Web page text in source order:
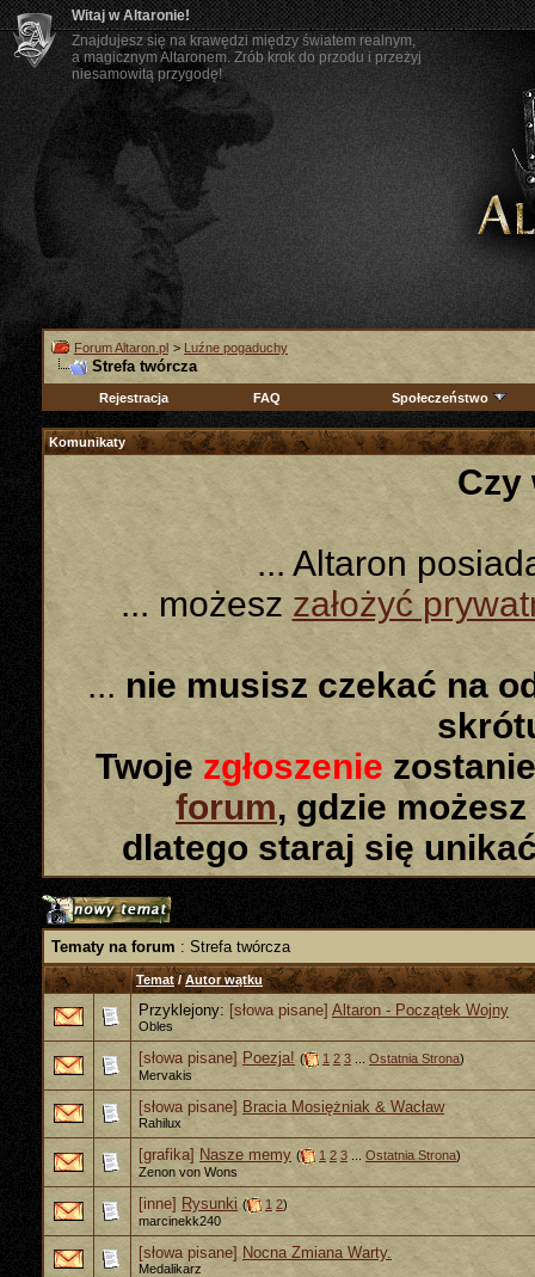
Witaj w Altaronie!
Znajdujesz się na krawędzi między światem realnym,
a magicznym Altaronem. Zrób krok do przodu i przeżyj
niesamowitą przygodę!
Forum Altaron.pl > Luźne pogaduchy
Strefa twórcza
Rejestracja FAQ Społeczeństwo
Komunikaty
Czy
... Altaron
... możeszzałożyć
... nie musisz czekać na
Twoje zgłoszenie
forum, gdzie
dlatego staraj się
Tematy na forum : Strefa twórcza
Temat/Autor wątku
Przyklejony: [słowa pisane] Altaron - Początek Wojny
Obles
[słowa pisane] Poezja! ( 1 2 3 Ostatnia Strona)
Mervakis
[słowa pisane] Bracia Mosiężniak & Wacław
Rahilux
[grafika] Nasze memy ( 1 2 3 Ostatnia Strona)
Zenon von Wons
[inne] Rysunki ( 1 2)
marcinekk240
[słowa pisane] Nocna Zmiana Warty.
Medalikarz